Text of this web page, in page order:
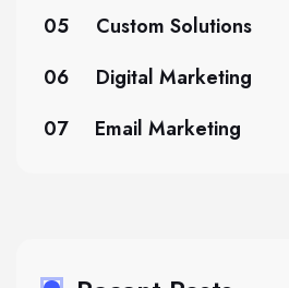
05
Custom Solutions
06
Digital Marketing
07
Email Marketing